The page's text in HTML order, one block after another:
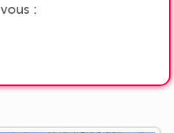
vous :